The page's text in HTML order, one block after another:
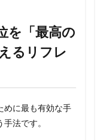
を「最高の
るリフレ
めに最も有効な手
手法です。